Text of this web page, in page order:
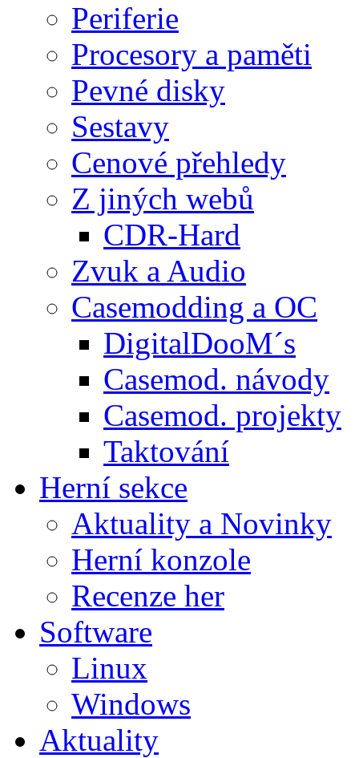
Periferie
Procesory a paměti
Pevné disky
Sestavy
Cenové přehledy
Z jiných webů
CDR-Hard
Zvuk a Audio
Casemodding a OC
DigitalDooM´s
Casemod. návody
Casemod. projekty
Taktování
Herní sekce
Aktuality a Novinky
Herní konzole
Recenze her
Software
Linux
Windows
Aktuality